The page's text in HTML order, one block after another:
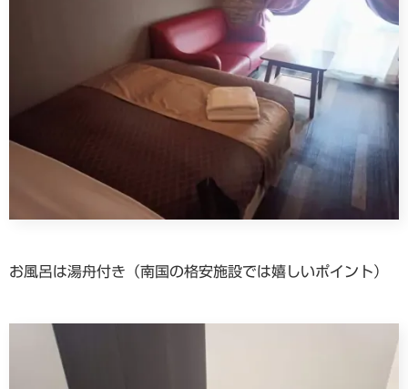
お風呂は湯舟付き（南国の格安施設では嬉しいポイント）